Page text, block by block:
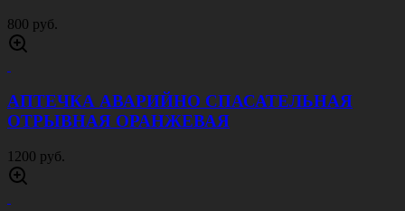
800 руб.
АПТЕЧКА АВАРИЙНО СПАСАТЕЛЬНАЯ
ОТРЫВНАЯ ОРАНЖЕВАЯ
1200 руб.